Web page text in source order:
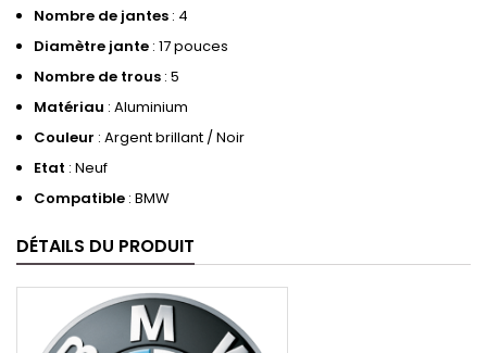
Nombre de jantes : 4
Diamètre jante : 17 pouces
Nombre de trous : 5
Matériau : Aluminium
Couleur : Argent brillant / Noir
Etat : Neuf
Compatible : BMW
DÉTAILS DU PRODUIT